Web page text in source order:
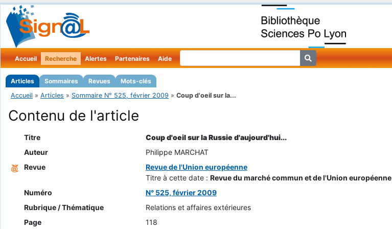
Accueil Recherche
Articles Sommaires Revues Mots-clés
Alertes Partenaires Aide
Accueil » Articles » Sommaire N° 525, février 2009 » Coup d'oeil sur la...
Contenu de l'article
Titre
Coup d'oeil sur la Russie d'aujourd'hui...
Auteur
Philippe MARCHAT
Revue
Revue de l'Union européenne
Titre à cette date : Revue du marché commun et de l'Union européenne
Numéro
N° 525, février 2009
Rubrique / Thématique
Relations et affaires extérieures
Page
118